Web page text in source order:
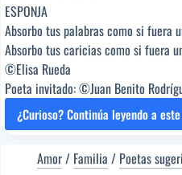
ESPONJA
Absorbo tus palabras como si fuera
Absorbo tus caricias como si fuera
©Elisa Rueda
Poeta invitado: ©Juan Benito
¿Curioso? Continúa leyendo a
AL
(con
Amor/ Familia / Poetas